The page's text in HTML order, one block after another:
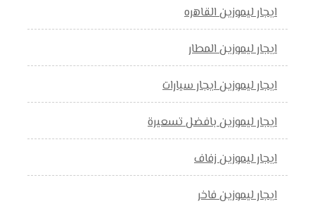
ايجار ليموزين القاهره
ايجار ليموزين المطار
ايجار ليموزين ايجار سيارات
ايجار ليموزين بافضل تسعيرة
ايجار ليموزين زفاف
ايجار ليموزين فاخر